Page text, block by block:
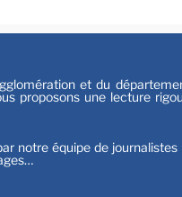
et du
proposons une lecture
notre équipe de